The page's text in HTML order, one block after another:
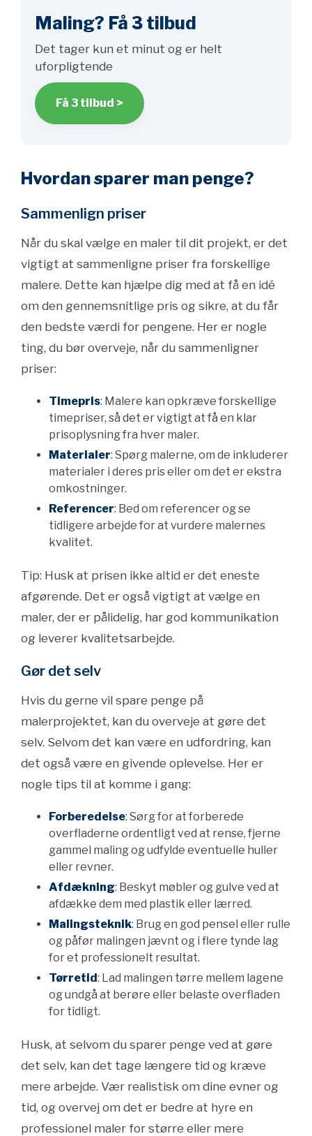
Maling? Få 3 tilbud
Det tager kun et minut og er helt
uforpligtende
Få 3 tilbud >
Hvordan sparer man penge?
Sammenlign priser
Når du skal vælge en maler til dit projekt, er det
vigtigt at sammenligne priser fra forskellige
malere. Dette kan hjælpe dig med at få en idé
om den gennemsnitlige pris og sikre, at du får
den bedste værdi for pengene. Her er nogle
ting, du bør overveje, når du sammenligner
priser:
Timepris: Malere kan opkræve forskellige
timepriser, så det er vigtigt at få en klar
prisoplysning fra hver maler.
Materialer: Spørg malerne, om de inkluderer
materialer i deres pris eller om det er ekstra
omkostninger.
Referencer: Bed om referencer og se
tidligere arbejde for at vurdere malernes
kvalitet.
Tip: Husk at prisen ikke altid er det eneste
afgørende. Det er også vigtigt at vælge en
maler, der er pålidelig, har god kommunikation
og leverer kvalitetsarbejde.
Gør det selv
Hvis du gerne vil spare penge på
malerprojektet, kan du overveje at gøre det
selv. Selvom det kan være en udfordring, kan
det også være en givende oplevelse. Her er
nogle tips til at komme i gang:
Forberedelse: Sørg for at forberede
overfladerne ordentligt ved at rense, fjerne
gammel maling og udfylde eventuelle huller
eller revner.
Afdækning: Beskyt møbler og gulve ved at
afdække dem med plastik eller lærred.
Malingsteknik: Brug en god pensel eller rulle
og påfør malingen jævnt og i flere tynde lag
for et professionelt resultat.
Tørretid: Lad malingen tørre mellem lagene
og undgå at berøre eller belaste overfladen
for tidligt.
Husk, at selvom du sparer penge ved at gøre
det selv, kan det tage længere tid og kræve
mere arbejde. Vær realistisk om dine evner og
tid, og overvej om det er bedre at hyre en
professionel maler for større eller mere